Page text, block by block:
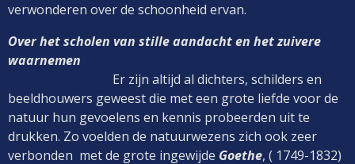
verwonderen over de schoonheid ervan.
Over het scholen van stille aandacht en het zuivere
waarnemen
Er zijn altijd al dichters, schilders en
beeldhouwers geweest die met een grote liefde voor de
natuur hun gevoelens en kennis probeerden uit te
drukken. Zo voelden de natuurwezens zich ook zeer
verbonden met de grote ingewijde Goethe, ( 1749-1832)